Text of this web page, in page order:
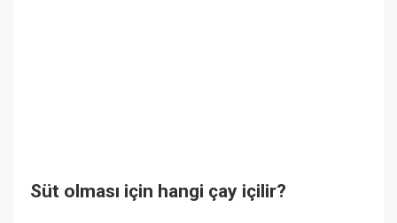
Süt olması için hangi çay içilir?